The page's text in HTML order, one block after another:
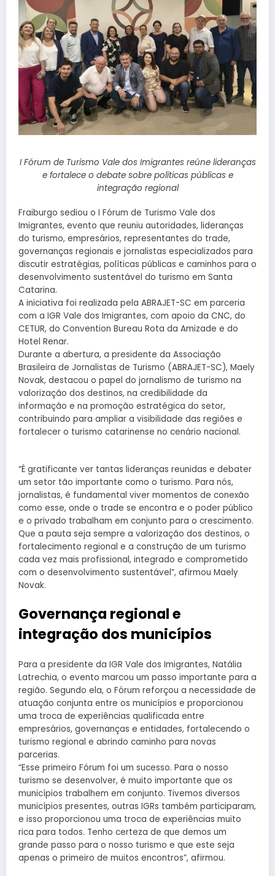
I Fórum de Turismo Vale dos Imigrantes reúne lideranças
e fortalece o debate sobre políticas públicas e
integração regional
Fraiburgo sediou o I Fórum de Turismo Vale dos
Imigrantes, evento que reuniu autoridades, lideranças
do turismo, empresários, representantes do trade,
governanças regionais e jornalistas especializados para
discutir estratégias, políticas públicas e caminhos para o
desenvolvimento sustentável do turismo em Santa
Catarina.
A iniciativa foi realizada pela ABRAJET-SC em parceria
com a IGR Vale dos Imigrantes, com apoio da CNC, do
CETUR, do Convention Bureau Rota da Amizade e do
Hotel Renar.
Durante a abertura, a presidente da Associação
Brasileira de Jornalistas de Turismo (ABRAJET-SC), Maely
Novak, destacou o papel do jornalismo de turismo na
valorização dos destinos, na credibilidade da
informação e na promoção estratégica do setor,
contribuindo para ampliar a visibilidade das regiões e
fortalecer o turismo catarinense no cenário nacional.
“É gratificante ver tantas lideranças reunidas e debater
um setor tão importante como o turismo. Para nós,
jornalistas, é fundamental viver momentos de conexão
como esse, onde o trade se encontra e o poder público
e o privado trabalham em conjunto para o crescimento.
Que a pauta seja sempre a valorização dos destinos, o
fortalecimento regional e a construção de um turismo
cada vez mais profissional, integrado e comprometido
com o desenvolvimento sustentável”, afirmou Maely
Novak.
Governança regional e
integração dos municípios
Para a presidente da IGR Vale dos Imigrantes, Natália
Latrechia, o evento marcou um passo importante para a
região. Segundo ela, o Fórum reforçou a necessidade de
atuação conjunta entre os municípios e proporcionou
uma troca de experiências qualificada entre
empresários, governanças e entidades, fortalecendo o
turismo regional e abrindo caminho para novas
parcerias.
“Esse primeiro Fórum foi um sucesso. Para o nosso
turismo se desenvolver, é muito importante que os
municípios trabalhem em conjunto. Tivemos diversos
municípios presentes, outras IGRs também participaram,
e isso proporcionou uma troca de experiências muito
rica para todos. Tenho certeza de que demos um
grande passo para o nosso turismo e que este seja
apenas o primeiro de muitos encontros”, afirmou.